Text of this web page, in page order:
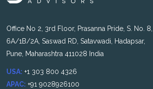
Office No 2, 3rd Floor, Prasanna Pride, S. No. 8,
6A/1B/2A, Saswad RD, Satavwadi, Hadapsar,
Pune, Maharashtra 411028 India
USA: +1 303 800 4326
APAC: +91 9028926100